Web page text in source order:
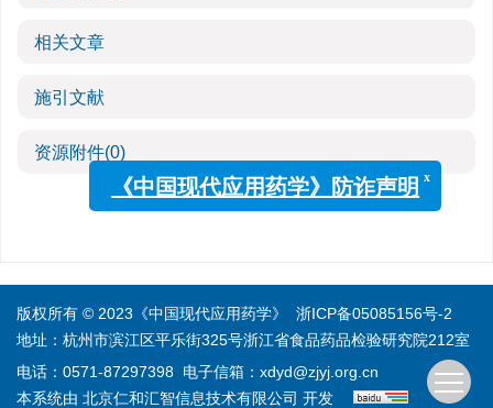
相关文章
施引文献
资源附件(0)
版权所有 © 2023《中国现代应用药学》 浙ICP备05085156号-2
地址：杭州市滨江区平乐街325号浙江省食品药品检验研究院212室
电话：0571-87297398 电子信箱： xdyd@zjyj.org.cn
本系统由 北京仁和汇智信息技术有限公司 开发
x
《中国现代应用药学》防诈声明